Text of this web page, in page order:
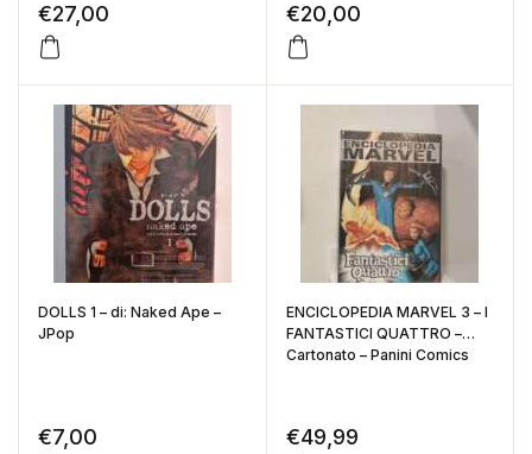
€27,00 €20,00
DOLLS 1 – di: Naked Ape –
JPop
€7,00
ENCICLOPEDIA MARVEL 3 – I
FANTASTICI QUATTRO –
Cartonato – Panini Comics
€49,99